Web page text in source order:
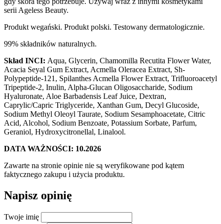
serii Ageless Beauty.
Produkt wegański. Produkt polski. Testowany dermatologicznie.
99% składników naturalnych.
Skład INCI: Aqua, Glycerin, Chamomilla Recutita Flower Water,
Acacia Seyal Gum Extract, Acmella Oleracea Extract, Sh-
Polypeptide-121, Spilanthes Acmella Flower Extract, Trifluoroacetyl
Tripeptide-2, Inulin, Alpha-Glucan Oligosaccharide, Sodium
Hyaluronate, Aloe Barbadensis Leaf Juice, Dextran,
Caprylic/Capric Triglyceride, Xanthan Gum, Decyl Glucoside,
Sodium Methyl Oleoyl Taurate, Sodium Sesamphoacetate, Citric
Acid, Alcohol, Sodium Benzoate, Potassium Sorbate, Parfum,
Geraniol, Hydroxycitronellal, Linalool.
DATA WAŻNOŚCI: 10.2026
Zawarte na stronie opinie nie są weryfikowane pod kątem
faktycznego zakupu i użycia produktu.
Napisz opinię
Twoje imię